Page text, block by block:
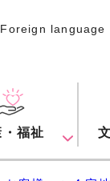
Foreign language
福祉